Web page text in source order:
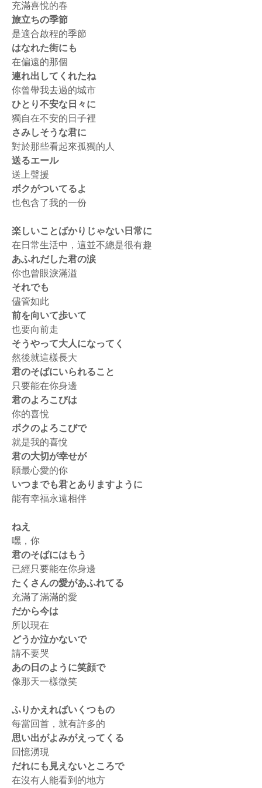
充滿喜悅的春
旅立ちの季節
是適合啟程的季節
はなれた街にも
在偏遠的那個
連れ出してくれたね
你曾帶我去過的城市
ひとり不安な日々に
獨自在不安的日子裡
さみしそうな君に
對於那些看起來孤獨的人
送るエール
送上聲援
ボクがついてるよ
也包含了我的一份
楽しいことばかりじゃない日常に
在日常生活中，這並不總是很有趣
あふれだした君の涙
你也曾眼淚滿溢
それでも
儘管如此
前を向いて歩いて
也要向前走
そうやって大人になってく
然後就這樣長大
君のそばにいられること
只要能在你身邊
君のよろこびは
你的喜悅
ボクのよろこびで
就是我的喜悅
君の大切が幸せが
願最心愛的你
いつまでも君とありますように
能有幸福永遠相伴
ねえ
嘿，你
君のそばにはもう
已經只要能在你身邊
たくさんの愛があふれてる
充滿了滿滿的愛
だから今は
所以現在
どうか泣かないで
請不要哭
あの日のように笑顔で
像那天一樣微笑
ふりかえればいくつもの
每當回首，就有許多的
思い出がよみがえってくる
回憶湧現
だれにも見えないところで
在沒有人能看到的地方